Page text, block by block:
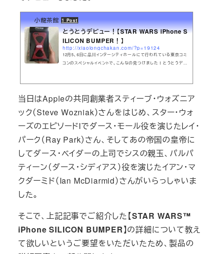
小龍茶館 1 Post
とうとうデビュー！【STAR WARS iPhone S
ILICON BUMPER！】
http://xiaolongchakan.com/?p=19124
12月5、6日に品川インターシティホールにて行われている東京コミ
コンのスペシャルイベントで、こんなの見つけました！とうとうデビ
当日はAppleの共同創業者スティーブ・ウォズニア
ック（Steve Wozniak）さんをはじめ、スター・ウォ
ーズのエピソードIでダース・モール役を演じたレイ・
パーク（Ray Park）さん、そしてあの帝国の皇帝に
してダース・ベイダーの上司でシスの親玉、パルパ
ティーン（ダース・シディアス）役を演じたイアン・マ
クダーミド（Ian McDiarmid）さんがいらっしゃいま
した。
そこで、上記記事でご紹介した【STAR WARS™
iPhone SILICON BUMPER】の詳細について教え
て欲しいというご要望をいただいたため、製品の